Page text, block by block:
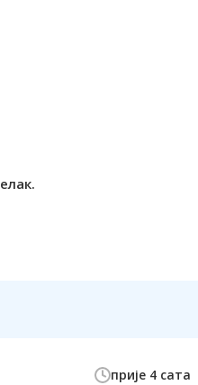
прије 4 сата